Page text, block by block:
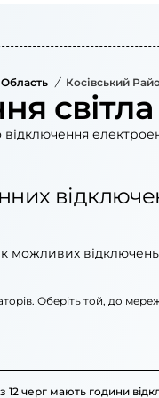
Область / Косівський
можливих відключень
Оберіть той, до
12 черг мають години